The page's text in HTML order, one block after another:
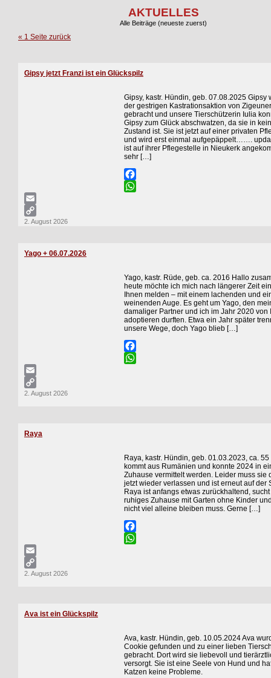
AKTUELLES
Alle Beiträge (neueste zuerst)
« 1 Seite zurück
Gipsy jetzt Franzi ist ein Glückspilz
Gipsy, kastr. Hündin, geb. 07.08.2025 Gipsy
der gestrigen Kastrationsaktion von
gebracht und unsere Tierschützerin Iulia
Gipsy zum Glück abschwatzen, da sie in
Zustand ist. Sie ist jetzt auf einer privaten
und wird erst einmal aufgepäppelt…….
ist auf ihrer Pflegestelle in Nieukerk
sehr […]
Facebook
WhatsApp
Email
Copy
2. August 2026
Yago + 06.07.2026
Yago, kastr. Rüde, geb. ca. 2016 Hallo
heute möchte ich mich nach längerer Zeit
Ihnen melden – mit einem lachenden und
weinenden Auge. Es geht um Yago, den
damaliger Partner und ich im Jahr 2020 von
adoptieren durften. Etwa ein Jahr später
unsere Wege, doch Yago blieb […]
Facebook
WhatsApp
Email
Copy
2. August 2026
Raya
Raya, kastr. Hündin, geb. 01.03.2023, ca.
kommt aus Rumänien und konnte 2024 in
Zuhause vermittelt werden. Leider muss sie
jetzt wieder verlassen und ist erneut auf der
Raya ist anfangs etwas zurückhaltend,
ruhiges Zuhause mit Garten ohne Kinder
nicht viel alleine bleiben muss. Gerne […]
Facebook
WhatsApp
Email
Copy
2. August 2026
Ava ist ein Glückspilz
Ava, kastr. Hündin, geb. 10.05.2024 Ava
Cookie gefunden und zu einer lieben
gebracht. Dort wird sie liebevoll und
versorgt. Sie ist eine Seele von Hund und
Katzen keine Probleme.